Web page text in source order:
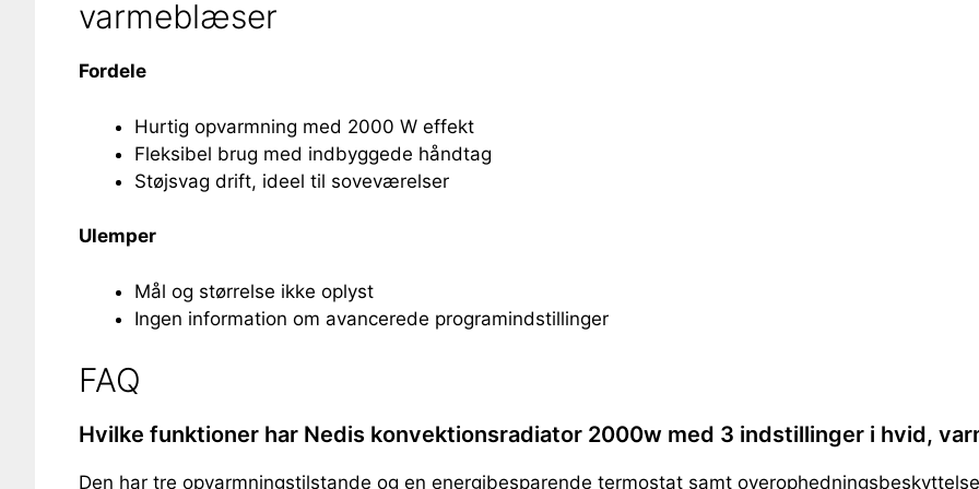
varmeblæser
Fordele
Hurtig opvarmning med 2000 W effekt
Fleksibel brug med indbyggede håndtag
Støjsvag drift, ideel til soveværelser
Ulemper
Mål og størrelse ikke oplyst
Ingen information om avancerede programindstillinger
FAQ
Hvilke funktioner har Nedis konvektionsradiator 2000w med 3 indstillinger i hvid,
Den har tre opvarmningstilstande og en energibesparende termostat samt